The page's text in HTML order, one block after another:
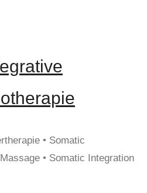
• Somatic
• Somatic Integration